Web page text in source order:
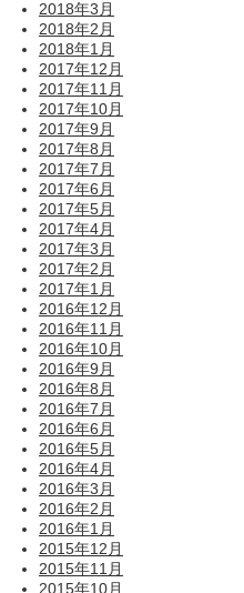
2018年3月
2018年2月
2018年1月
2017年12月
2017年11月
2017年10月
2017年9月
2017年8月
2017年7月
2017年6月
2017年5月
2017年4月
2017年3月
2017年2月
2017年1月
2016年12月
2016年11月
2016年10月
2016年9月
2016年8月
2016年7月
2016年6月
2016年5月
2016年4月
2016年3月
2016年2月
2016年1月
2015年12月
2015年11月
2015年10月